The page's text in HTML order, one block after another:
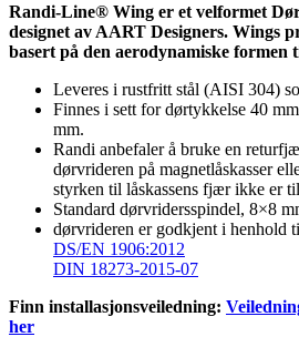
Randi-Line® Wing er et velformet
designet av AART Designers. Wings
basert på den aerodynamiske formen
Leveres i rustfritt stål (AISI 304)
Finnes i sett for dørtykkelse 40
mm.
Randi anbefaler å bruke en
dørvrideren på magnetlåskasser
styrken til låskassens fjær ikke er
Standard dørvridersspindel, 8×8
dørvrideren er godkjent i henhold
DS/EN 1906:2012
DIN 18273-2015-07
Finn installasjonsveiledning:
her